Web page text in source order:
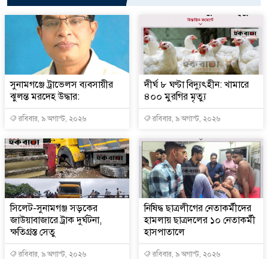
সুনামগঞ্জে ট্রাভেলস ব্যবসায়ীর
ঝুলন্ত মরদেহ উদ্ধার:
রবিবার, ৯ অগাস্ট, ২০২৬
দীর্ঘ ৮ ঘণ্টা বিদ্যুৎহীন: খামারে
৪০০ মুরগির মৃত্যু
রবিবার, ৯ অগাস্ট, ২০২৬
‎সিলেট-সুনামগঞ্জ সড়কের
জাউয়াবাজারে ট্রাক দুর্ঘটনা,
ক্ষতিগ্রস্ত সেতু
রবিবার, ৯ অগাস্ট, ২০২৬
নিষিদ্ধ ছাত্রলীগের নেতাকর্মীদের
হামলায় ছাত্রদলের ১০ নেতাকর্মী
হাসপাতালে
রবিবার, ৯ অগাস্ট, ২০২৬